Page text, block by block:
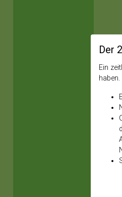
Der
Ein
haben.